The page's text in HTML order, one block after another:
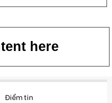
here
Điểm tin